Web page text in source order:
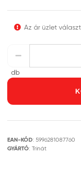
Az ár üzlet
db
EAN-KÓD: 5996281087760
GYÁRTÓ: Trinát